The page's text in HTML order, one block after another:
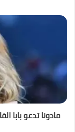
مادونا تدعو بابا